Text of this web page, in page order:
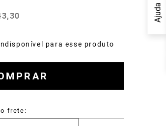
Ajuda
,30
para esse produto